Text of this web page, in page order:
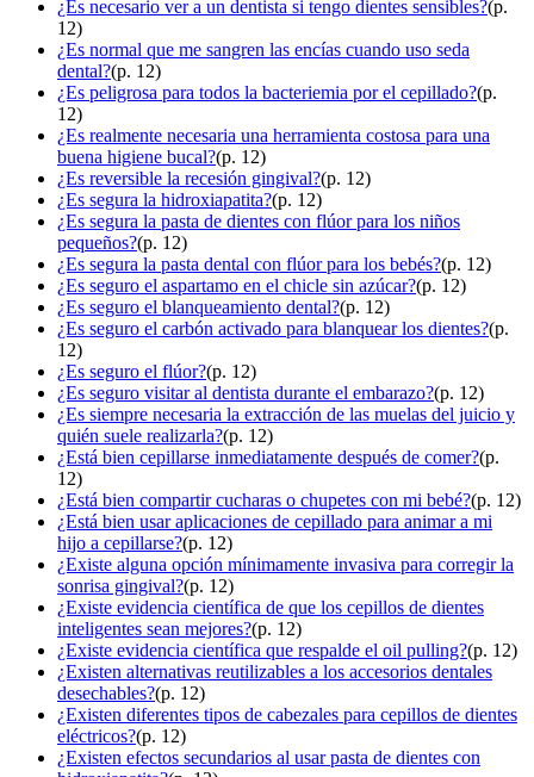
¿Es necesario ver a un dentista si tengo dientes sensibles?(p.
12)
¿Es normal que me sangren las encías cuando uso seda
dental?(p. 12)
¿Es peligrosa para todos la bacteriemia por el cepillado?(p.
12)
¿Es realmente necesaria una herramienta costosa para una
buena higiene bucal?(p. 12)
¿Es reversible la recesión gingival?(p. 12)
¿Es segura la hidroxiapatita?(p. 12)
¿Es segura la pasta de dientes con flúor para los niños
pequeños?(p. 12)
¿Es segura la pasta dental con flúor para los bebés?(p. 12)
¿Es seguro el aspartamo en el chicle sin azúcar?(p. 12)
¿Es seguro el blanqueamiento dental?(p. 12)
¿Es seguro el carbón activado para blanquear los dientes?(p.
12)
¿Es seguro el flúor?(p. 12)
¿Es seguro visitar al dentista durante el embarazo?(p. 12)
¿Es siempre necesaria la extracción de las muelas del juicio y
quién suele realizarla?(p. 12)
¿Está bien cepillarse inmediatamente después de comer?(p.
12)
¿Está bien compartir cucharas o chupetes con mi bebé?(p. 12)
¿Está bien usar aplicaciones de cepillado para animar a mi
hijo a cepillarse?(p. 12)
¿Existe alguna opción mínimamente invasiva para corregir la
sonrisa gingival?(p. 12)
¿Existe evidencia científica de que los cepillos de dientes
inteligentes sean mejores?(p. 12)
¿Existe evidencia científica que respalde el oil pulling?(p. 12)
¿Existen alternativas reutilizables a los accesorios dentales
desechables?(p. 12)
¿Existen diferentes tipos de cabezales para cepillos de dientes
eléctricos?(p. 12)
¿Existen efectos secundarios al usar pasta de dientes con